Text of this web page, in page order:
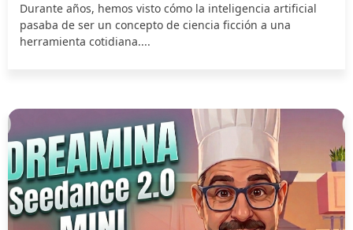
Durante años, hemos visto cómo la inteligencia artificial
pasaba de ser un concepto de ciencia ficción a una
herramienta cotidiana....